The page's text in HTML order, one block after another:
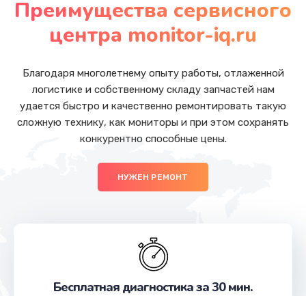
Заказать
от 1100 руб.
Заказать
Замена экрана
Заказать
Заказать
Ремонт микросхемы зарядки
Преимущества сервисного
центра monitor-iq.ru
Благодаря многолетнему опыту работы, отлаженной
логистике и собственному складу запчастей нам
удается быстро и качественно ремонтировать такую
сложную технику, как мониторы и при этом сохранять
конкурентно способные цены.
НУЖЕН РЕМОНТ
Бесплатная диагностика за 30 мин.